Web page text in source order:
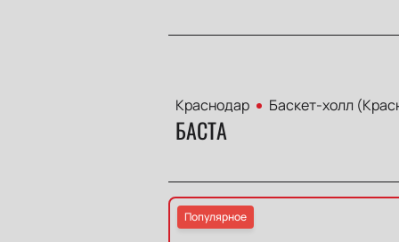
Краснодар Баскет-холл
БАСТА
Популярное